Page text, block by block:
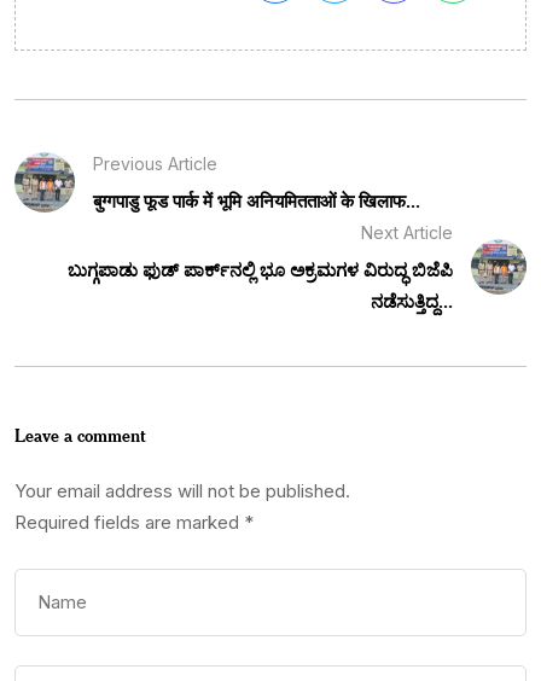
Previous Article
बुग्गपाडु फूड पार्क में भूमि अनियमितताओं के खिलाफ...
Next Article
ಬುಗ್ಗಪಾಡು ಫುಡ್ ಪಾರ್ಕ್‌ನಲ್ಲಿ ಭೂ ಅಕ್ರಮಗಳ ವಿರುದ್ಧ ಬಿಜೆಪಿ
ನಡೆಸುತ್ತಿದ್ದ...
Leave a comment
Your email address will not be published.
Required fields are marked *